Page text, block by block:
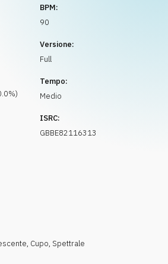
BPM:
90
Versione:
Full
%)
Tempo:
Medio
ISRC:
GBBE82116313
, Cupo, Spettrale